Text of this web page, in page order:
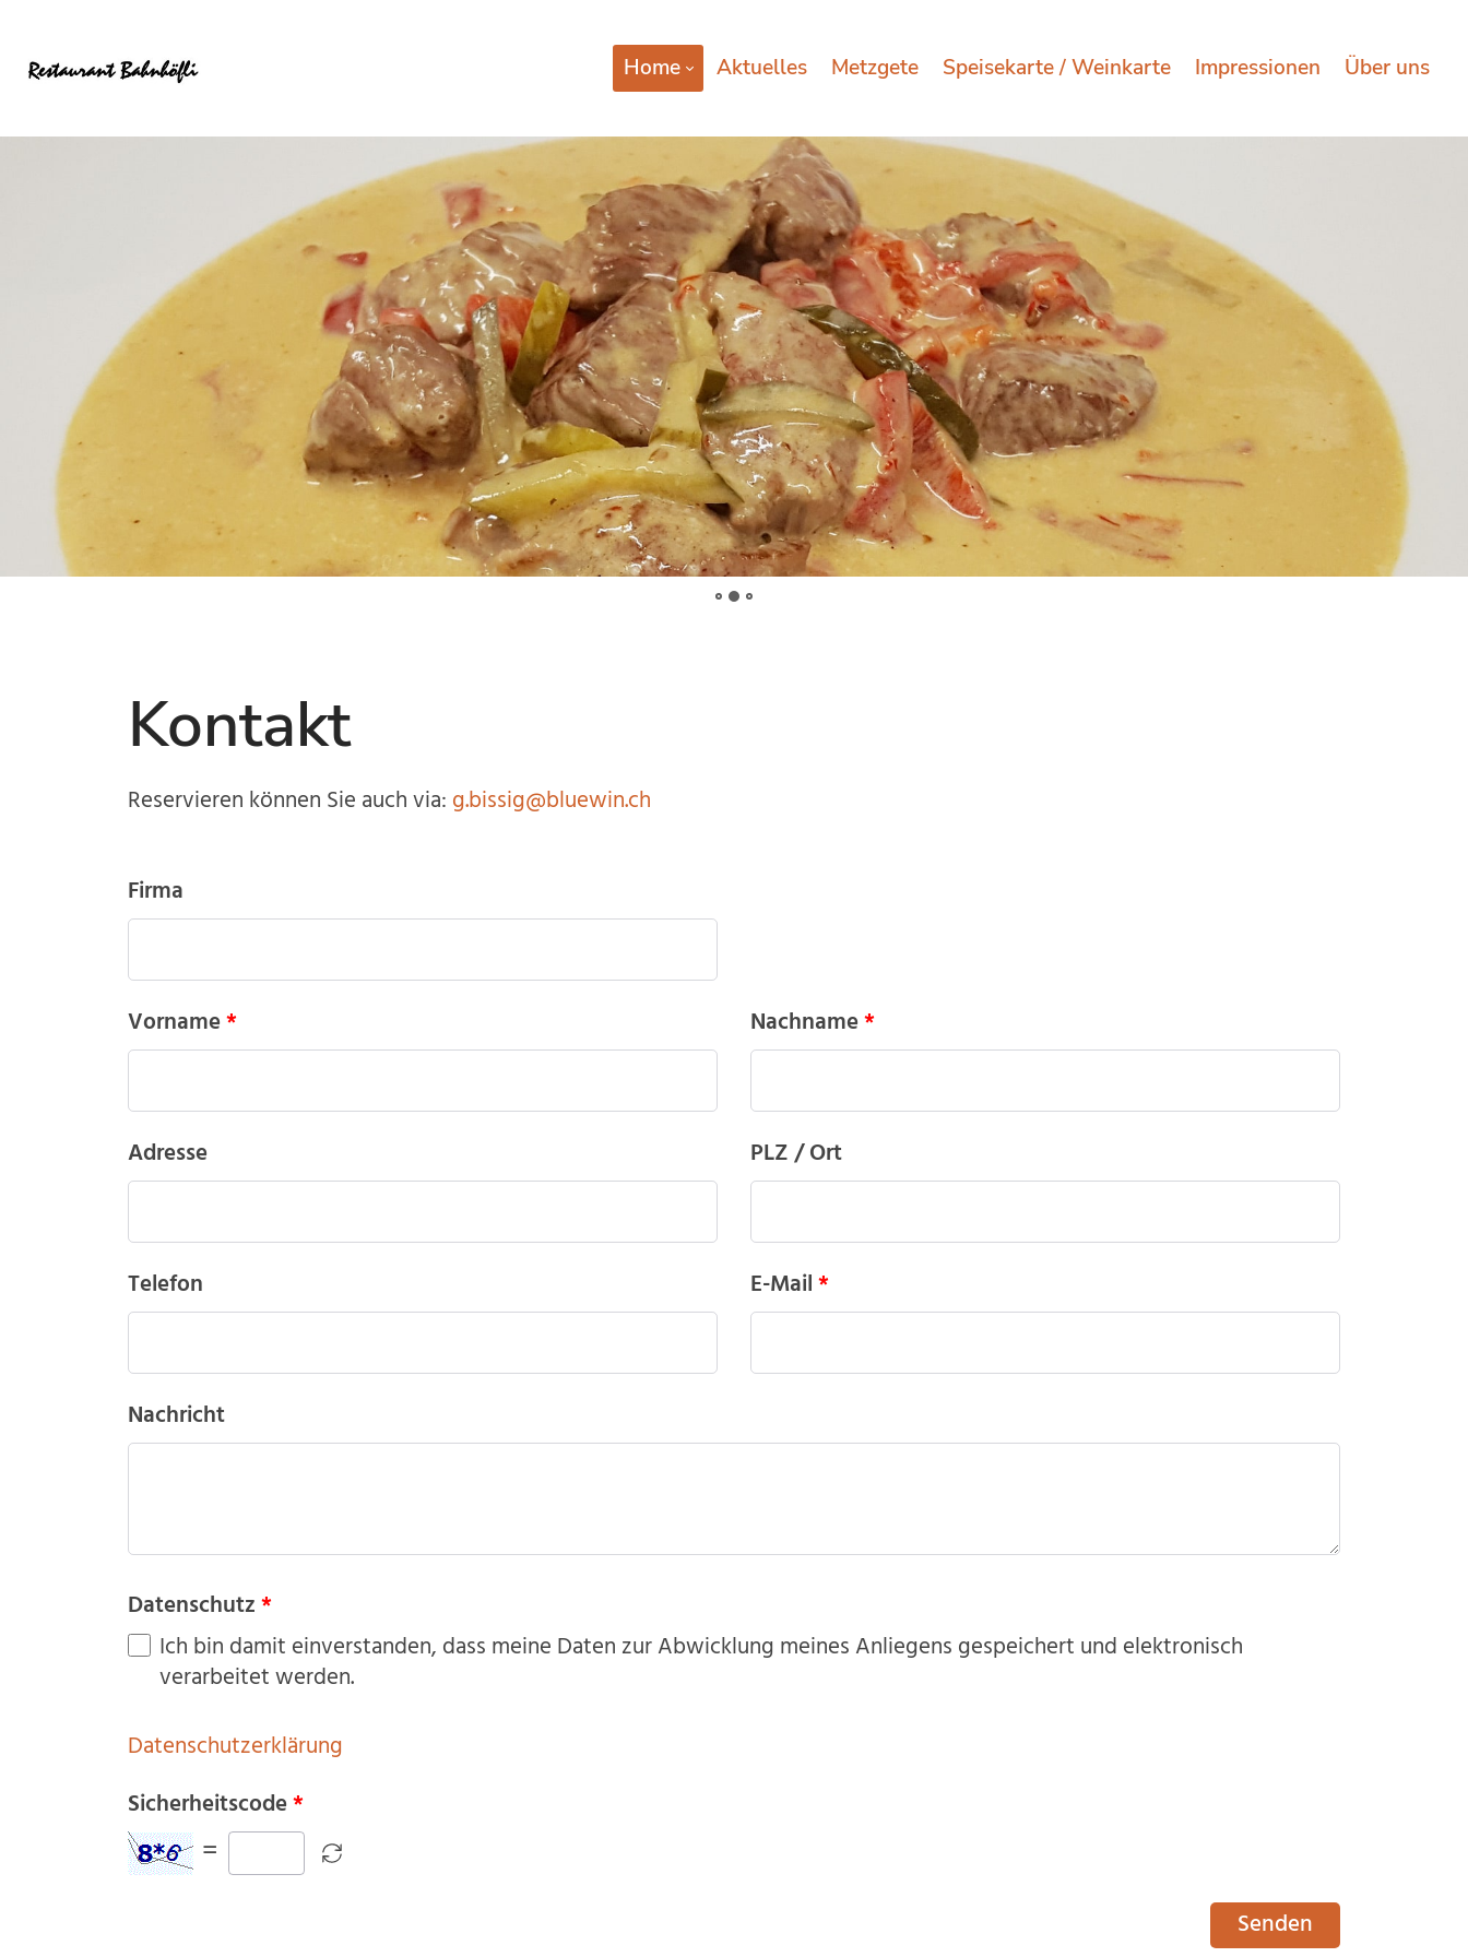
Home Aktuelles Metzgete Speisekarte / Weinkarte Impressionen Über uns
Kontakt
Reservieren können Sie auch via: g.bissig@bluewin.ch
Firma
Vorname Nachname
Adresse PLZ / Ort
Telefon E-Mail
Nachricht
Datenschutz
Ich bin damit einverstanden, dass meine Daten zur Abwicklung meines Anliegens gespeichert und elektronisch
verarbeitet werden.
Datenschutzerklärung
Sicherheitscode
=
Senden